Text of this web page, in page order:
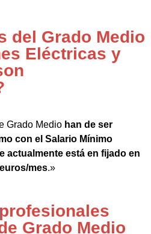
del Grado Medio
Eléctricas y
Grado Medio han de ser
con el Salario Mínimo
actualmente está en fijado en
mes.»
Grado Medio